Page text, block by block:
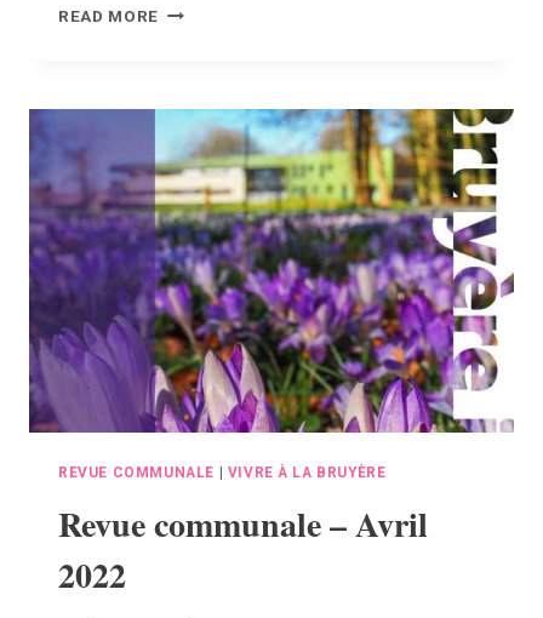
READ MORE CONSEIL
AVRIL
2022
REVUE COMMUNALE VIVRE À LA BRUYÈRE
Revue communale – Avril
2022